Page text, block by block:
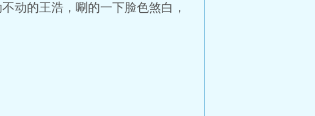
动的王浩，唰的一下脸色煞白，